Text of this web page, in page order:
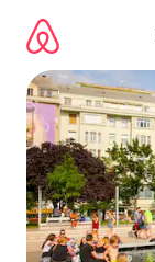
Inhalten
springen